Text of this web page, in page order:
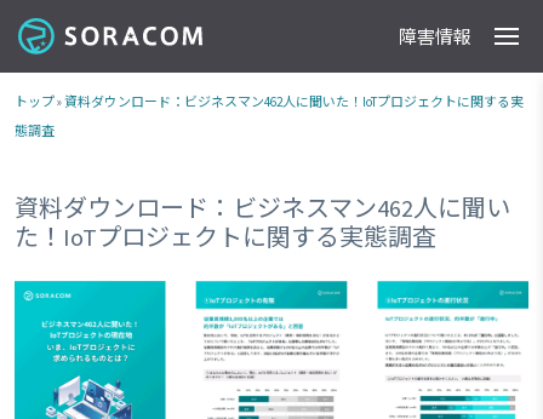
製品
事例
料金
ドキュメント
導入支援
IoTストア
最新情報 障害情報
トップ»資料ダウンロード：ビジネスマン462人に聞いた！IoTプロジェクトに関する実
態調査
資料ダウンロード：ビジネスマン462人に聞い
た！IoTプロジェクトに関する実態調査